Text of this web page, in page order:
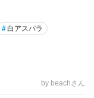
# 白アスパラ
by beachさん